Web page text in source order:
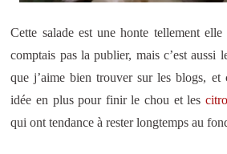
Cette salade est une honte tellement
comptais pas la publier, mais c’est aussi
que j’aime bien trouver sur les blogs, et
idée en plus pour finir le chou et les
qui ont tendance à rester longtemps au